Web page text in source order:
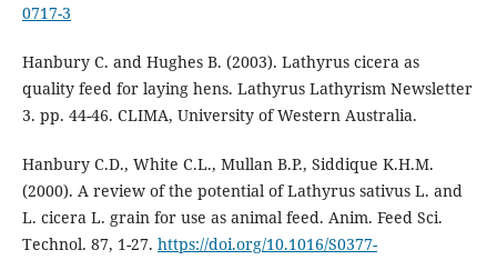
0717-3
Hanbury C. and Hughes B. (2003). Lathyrus cicera as
quality feed for laying hens. Lathyrus Lathyrism Newsletter
3. pp. 44-46. CLIMA, University of Western Australia.
Hanbury C.D., White C.L., Mullan B.P., Siddique K.H.M.
(2000). A review of the potential of Lathyrus sativus L. and
L. cicera L. grain for use as animal feed. Anim. Feed Sci.
Technol. 87, 1-27. https://doi.org/10.1016/S0377-